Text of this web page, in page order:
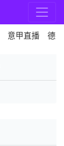
意甲直播 德